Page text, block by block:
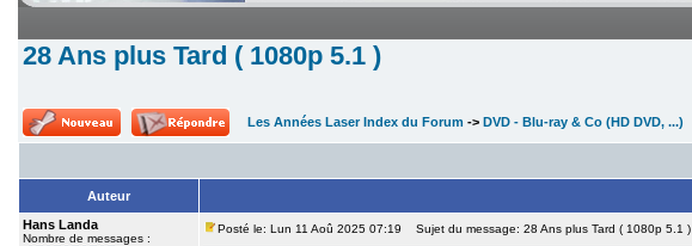
28 Ans plus Tard ( 1080p 5.1 )
Les Années Laser Index du Forum -> DVD - Blu-ray & Co (HD DVD, ...)
Auteur
Hans Landa
Nombre de messages :
Posté le: Lun 11 Aoû 2025 07:19 Sujet du message: 28 Ans plus Tard ( 1080p 5.1 )